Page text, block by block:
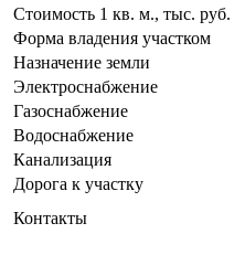
Стоимость 1 кв. м., тыс. руб.
Форма владения участком
Назначение земли
Электроснабжение
Газоснабжение
Водоснабжение
Канализация
Дорога к участку
Контакты